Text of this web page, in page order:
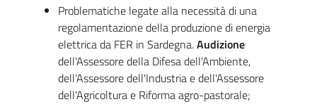
Problematiche legate alla necessità di una
regolamentazione della produzione di energia
elettrica da FER in Sardegna.Audizione
dell'Assessore della Difesa dell'Ambiente,
dell'Assessore dell'Industria e dell'Assessore
dell'Agricoltura e Riforma agro-pastorale;